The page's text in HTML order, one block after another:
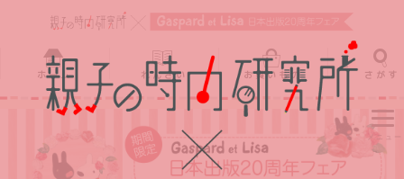
ホーム れんさい お買いもの さがす